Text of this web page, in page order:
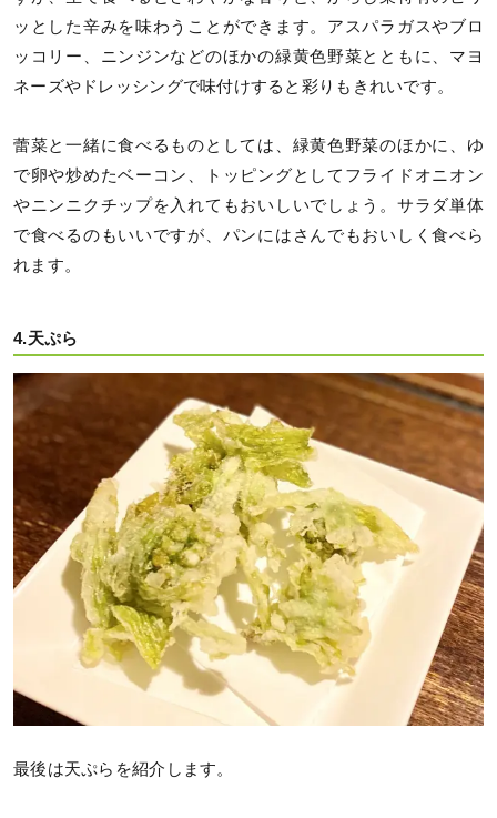
ッとした辛みを味わうことができます。アスパラガスやブロ
ッコリー、ニンジンなどのほかの緑黄色野菜とともに、マヨ
ネーズやドレッシングで味付けすると彩りもきれいです。
蕾菜と一緒に食べるものとしては、緑黄色野菜のほかに、ゆ
で卵や炒めたベーコン、トッピングとしてフライドオニオン
やニンニクチップを入れてもおいしいでしょう。サラダ単体
で食べるのもいいですが、パンにはさんでもおいしく食べら
れます。
4.天ぷら
最後は天ぷらを紹介します。